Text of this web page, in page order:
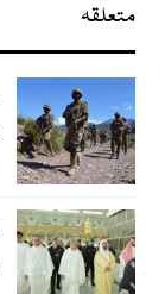
متعلقہ